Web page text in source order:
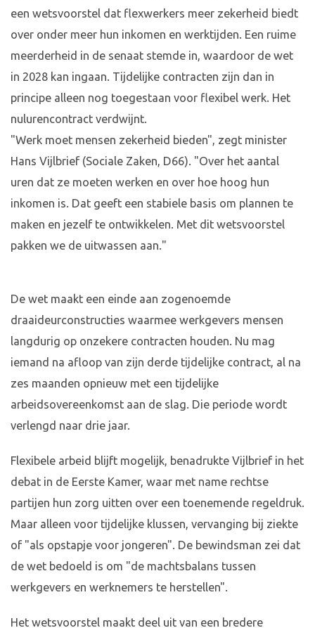
een wetsvoorstel dat flexwerkers meer zekerheid biedt
over onder meer hun inkomen en werktijden. Een ruime
meerderheid in de senaat stemde in, waardoor de wet
in 2028 kan ingaan. Tijdelijke contracten zijn dan in
principe alleen nog toegestaan voor flexibel werk. Het
nulurencontract verdwijnt.
"Werk moet mensen zekerheid bieden", zegt minister
Hans Vijlbrief (Sociale Zaken, D66). "Over het aantal
uren dat ze moeten werken en over hoe hoog hun
inkomen is. Dat geeft een stabiele basis om plannen te
maken en jezelf te ontwikkelen. Met dit wetsvoorstel
pakken we de uitwassen aan."
De wet maakt een einde aan zogenoemde
draaideurconstructies waarmee werkgevers mensen
langdurig op onzekere contracten houden. Nu mag
iemand na afloop van zijn derde tijdelijke contract, al na
zes maanden opnieuw met een tijdelijke
arbeidsovereenkomst aan de slag. Die periode wordt
verlengd naar drie jaar.
Flexibele arbeid blijft mogelijk, benadrukte Vijlbrief in het
debat in de Eerste Kamer, waar met name rechtse
partijen hun zorg uitten over een toenemende regeldruk.
Maar alleen voor tijdelijke klussen, vervanging bij ziekte
of "als opstapje voor jongeren". De bewindsman zei dat
de wet bedoeld is om "de machtsbalans tussen
werkgevers en werknemers te herstellen".
Het wetsvoorstel maakt deel uit van een bredere